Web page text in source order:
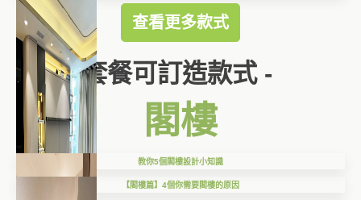
查看更多款式
套餐可訂造款式 -
閣樓
教你5個閣樓設計小知識
【閣樓篇】4個你需要閣樓的原因